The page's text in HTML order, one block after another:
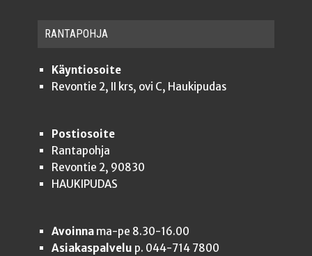
RAN­TA­POH­JA
Käyntiosoite
Revontie 2, II krs, ovi C, Haukipudas
Postiosoite
Rantapohja
Revontie 2, 90830
HAUKIPUDAS
Avoinnama-pe 8.30-16.00
Asiakaspalvelu p. 044-714 7800